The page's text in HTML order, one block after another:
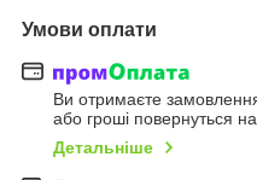
Умови оплати
Ви отримаєте
або гроші повернуться
Детальніше